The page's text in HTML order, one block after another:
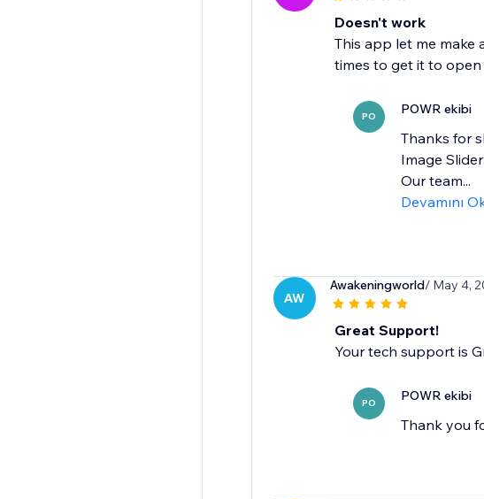
Doesn't work
This app let me make
times to get it to open
PO POWR ekibi
Thanks for
Image
Our team...
Devamını
AW
Awakeningworld/ May 4,
Great Support!
Your tech support is
PO POWR ekibi
Thank you